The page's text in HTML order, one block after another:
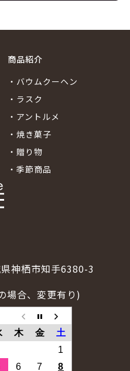
商品紹介
・ バウムクーヘン
・ ラスク
・ アントルメ
・ 焼き菓子
・ 贈り物
・ 季節商品
神栖市知手6380-3
場合、変更有り)
木 金
土
1
6 7 8